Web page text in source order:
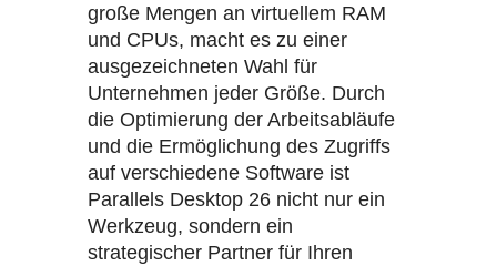
große Mengen an virtuellem RAM
und CPUs, macht es zu einer
ausgezeichneten Wahl für
Unternehmen jeder Größe. Durch
die Optimierung der Arbeitsabläufe
und die Ermöglichung des Zugriffs
auf verschiedene Software ist
Parallels Desktop 26 nicht nur ein
Werkzeug, sondern ein
strategischer Partner für Ihren